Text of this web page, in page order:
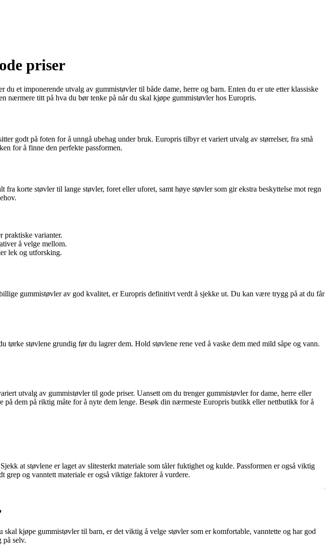
priser
et imponerende utvalg av gummistøvler til både dame, herre og barn. Enten du er ute etter klassiske
nærmere titt på hva du bør tenke på når du skal kjøpe gummistøvler hos Europris.
godt på foten for å unngå ubehag under bruk. Europris tilbyr et variert utvalg av størrelser, fra små
for å finne den perfekte passformen.
korte støvler til lange støvler, foret eller uforet, samt høye støvler som gir ekstra beskyttelse mot regn
praktiske varianter.
å velge mellom.
lek og utforsking.
gummistøvler av god kvalitet, er Europris definitivt verdt å sjekke ut. Du kan være trygg på at du får
støvlene grundig før du lagrer dem. Hold støvlene rene ved å vaske dem med mild såpe og vann.
utvalg av gummistøvler til gode priser. Uansett om du trenger gummistøvler for dame, herre eller
dem på riktig måte for å nyte dem lenge. Besøk din nærmeste Europris butikk eller nettbutikk for å
at støvlene er laget av slitesterkt materiale som tåler fuktighet og kulde. Passformen er også viktig
og vanntett materiale er også viktige faktorer å vurdere.
kjøpe gummistøvler til barn, er det viktig å velge støvler som er komfortable, vanntette og har god
på selv.